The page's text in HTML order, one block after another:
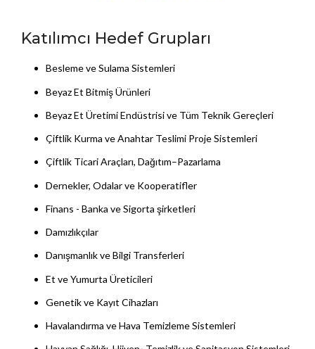
Katılımcı Hedef Grupları
Besleme ve Sulama Sistemleri
Beyaz Et Bitmiş Ürünleri
Beyaz Et Üretimi Endüstrisi ve Tüm Teknik Gereçleri
Çiftlik Kurma ve Anahtar Teslimi Proje Sistemleri
Çiftlik Ticari Araçları, Dağıtım–Pazarlama
Dernekler, Odalar ve Kooperatifler
Finans - Banka ve Sigorta şirketleri
Damızlıkçılar
Danışmanlık ve Bilgi Transferleri
Et ve Yumurta Üreticileri
Genetik ve Kayıt Cihazları
Havalandırma ve Hava Temizleme Sistemleri